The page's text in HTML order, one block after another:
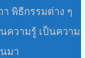
า พิธีกรรมต่าง ๆ
ความรู้ เป็นความ
มา